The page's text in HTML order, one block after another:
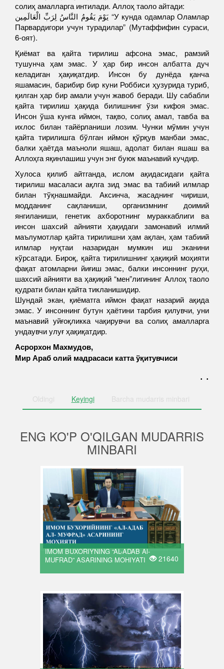
солиҳ амалларга интилади. Аллоҳ таоло айтади:
يَوْمَ يَقُومُ النَّاسُ لِرَبِّ الْعَالَمِين “У кунда одамлар Оламлар
Парвардигори учун турадилар” (Мутаффифин сураси,
6-оят).
Қиёмат ва қайта тирилиш афсона эмас, рамзий
тушунча ҳам эмас. У ҳар бир инсон албатта дуч
келадиган ҳақиқатдир. Инсон бу дунёда қанча
яшамасин, барибир бир куни Роббиси ҳузурида туриб,
қилган ҳар бир амали учун жавоб беради. Шу сабабли
қайта тирилиш ҳақида билишнинг ўзи кифоя эмас.
Инсон ўша кунга иймон, тақво, солиҳ амал, тавба ва
ихлос билан тайёрланиши лозим. Чунки мўмин учун
қайта тирилишга бўлган иймон қўрқув манбаи эмас,
балки ҳаётда маъноли яшаш, адолат билан яшаш ва
Аллоҳга яқинлашиш учун энг буюк маънавий кучдир.
Хулоса қилиб айтганда, ислом ақидасидаги қайта
тирилиш масаласи ақлга зид эмас ва табиий илмлар
билан тўқнашмайди. Аксинча, жасаднинг чириши,
модданинг сақланиши, организмнинг доимий
янгиланиши, генетик ахборотнинг мураккаблиги ва
инсон шахсий айнияти ҳақидаги замонавий илмий
маълумотлар қайта тирилишни ҳам ақлан, ҳам табиий
илмлар нуқтаи назаридан мумкин иш эканини
кўрсатади. Бироқ, қайта тирилишнинг ҳақиқий моҳияти
фақат атомларни йиғиш эмас, балки инсоннинг руҳи,
шахсий айнияти ва ҳақиқий “мен”лигининг Аллоҳ таоло
қудрати билан қайта тикланишидир.
Шундай экан, қиёматга иймон фақат назарий ақида
эмас. У инсоннинг бутун ҳаётини тарбия қилувчи, уни
маънавий уйғоқликка чақирувчи ва солиҳ амалларга
ундаувчи улуғ ҳақиқатдир.
Асрорхон Махмудов,
Мир Араб олий мадрасаси каттаўқитувчиси
. .
Oldingi Keyingi Barcha mudarris minbari
ENG KO'P O'QILGAN MUDARRIS
MINBARI
IMOM BUXORIYNING “AL-ADAB Al-
MUFRAD” ASARINING MOHIYATI
21640